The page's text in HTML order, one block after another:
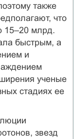
также
что
15–20 млрд.
быстрым, а
и
ученые
стадиях ее
звезд